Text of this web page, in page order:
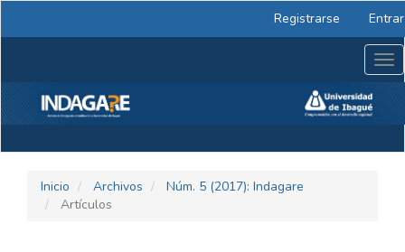
lateral
Registrarse Entrar
Inicio Archivos
Núm. 5 (2017): Indagare
Artículos